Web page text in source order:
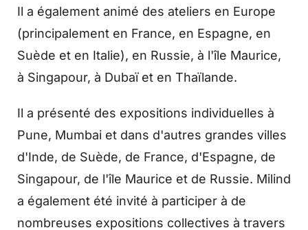
Il a également animé des ateliers en Europe
(principalement en France, en Espagne, en
Suède et en Italie), en Russie, à l'île Maurice,
à Singapour, à Dubaï et en Thaïlande.
Il a présenté des expositions individuelles à
Pune, Mumbai et dans d'autres grandes villes
d'Inde, de Suède, de France, d'Espagne, de
Singapour, de l'île Maurice et de Russie. Milind
a également été invité à participer à de
nombreuses expositions collectives à travers